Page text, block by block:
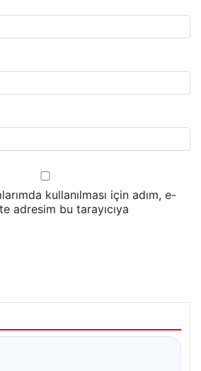
kullanılması için adım, e-
adresim bu tarayıcıya